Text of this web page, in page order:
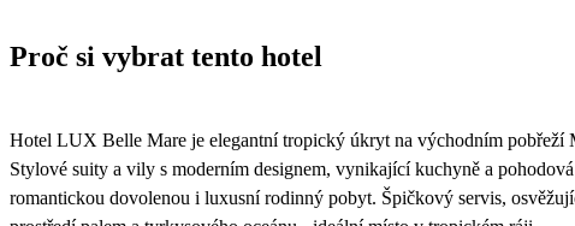
Proč si vybrat tento hotel
Hotel LUX Belle Mare je elegantní tropický úkryt na východním pobřeží
Stylové suity a vily s moderním designem, vynikající kuchyně a
romantickou dovolenou i luxusní rodinný pobyt. Špičkový servis,